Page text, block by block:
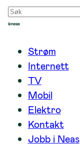
Søk
etter
Strøm
Internett
TV
Mobil
Elektro
Kontakt
Jobb i Neas